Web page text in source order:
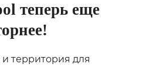
теперь еще
территория для